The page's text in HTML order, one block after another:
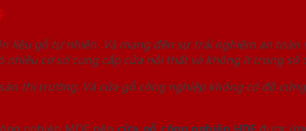
liệu gỗ tự nhiên. Và mang đến sự trải nghiệm an
cơ sở cung cấp cửa nội thất và không ít trong số
thị trường. Và cửa gỗ công nghiệp không có độ